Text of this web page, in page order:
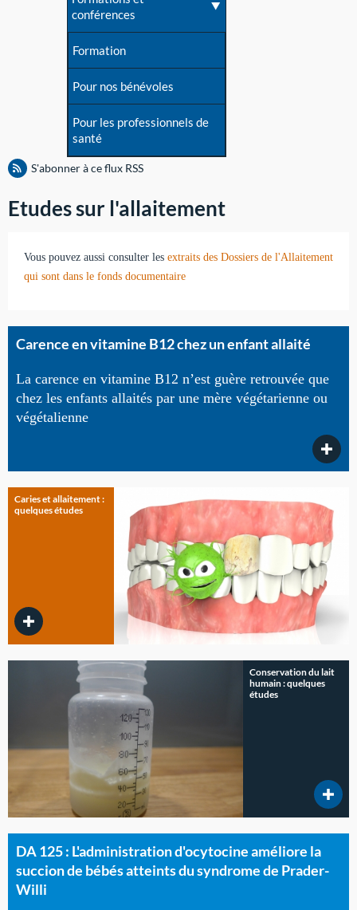
conférences
Formation
Pour nos bénévoles
Pour les professionnels de
santé
S'abonner à ce flux RSS
Etudes sur l'allaitement
Vous pouvez aussi consulter les extraits des Dossiers de l'Allaitement
qui sont dans le fonds documentaire
Carence en vitamine B12 chez un enfant allaité
La carence en vitamine B12 n’est guère retrouvée que
chez les enfants allaités par une mère végétarienne ou
végétalienne
Caries et allaitement :
quelques études
Conservation du lait
humain : quelques
études
DA 125 : L'administration d'ocytocine améliore la
succion de bébés atteints du syndrome de Prader-
Willi